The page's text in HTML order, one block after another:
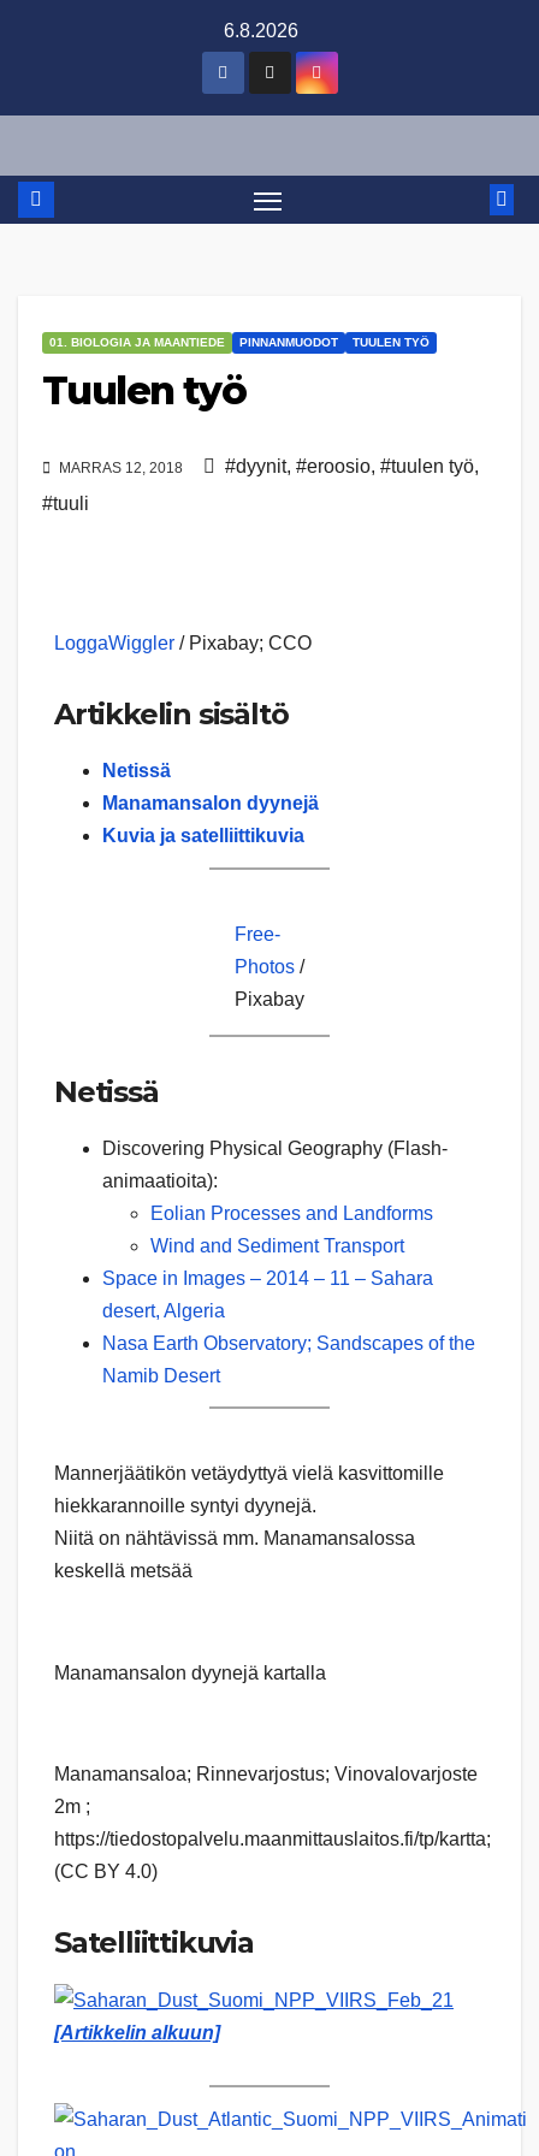
6.8.2026
01. BIOLOGIA JA MAANTIEDE PINNANMUODOT TUULEN TYÖ
Tuulen työ
MARRAS 12, 2018 #dyynit, #eroosio, #tuulen työ,
#tuuli
LoggaWiggler / Pixabay; CCO
Artikkelin sisältö
Netissä
Manamansalon dyynejä
Kuvia ja satelliittikuvia
Free-
Photos /
Pixabay
Netissä
Discovering Physical Geography (Flash-
animaatioita):
Eolian Processes and Landforms
Wind and Sediment Transport
Space in Images – 2014 – 11 – Sahara
desert, Algeria
Nasa Earth Observatory; Sandscapes of the
Namib Desert
Mannerjäätikön vetäydyttyä vielä kasvittomille
hiekkarannoille syntyi dyynejä.
Niitä on nähtävissä mm. Manamansalossa
keskellä metsää
Manamansalon dyynejä kartalla
Manamansaloa; Rinnevarjostus; Vinovalovarjoste
2m ;
https://tiedostopalvelu.maanmittauslaitos.fi/tp/kartta;
(CC BY 4.0)
Satelliittikuvia
[Artikkelin alkuun]